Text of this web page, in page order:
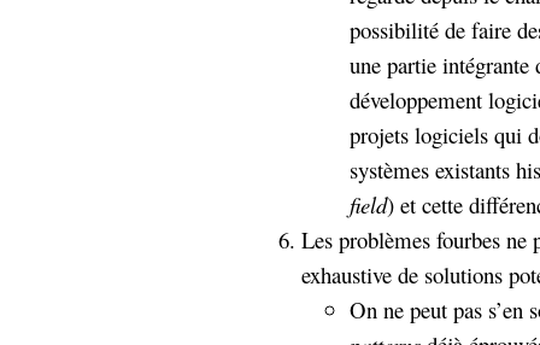
possibilité de faire
une partie intégrante
développement
projets logiciels qui
systèmes existants
field) et cette
Les problèmes fourbes ne
exhaustive de solutions
On ne peut pas